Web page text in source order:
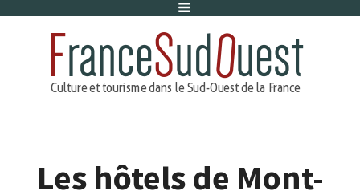
Menu
Les hôtels de Mont-